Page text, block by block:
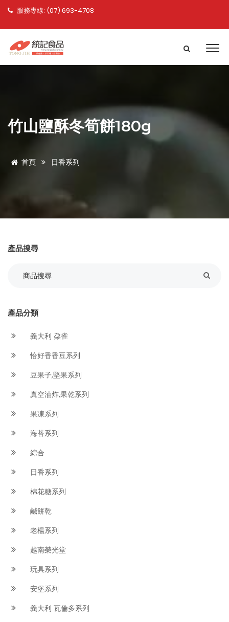
服務專線: (07) 693-4708
竹山鹽酥冬筍餅180g
首頁 日香系列
產品搜尋
產品分類
義大利 朶雀
恰好香香豆系列
豆果子,堅果系列
真空油炸,果乾系列
果凍系列
海苔系列
綜合
日香系列
棉花糖系列
鹹餅乾
老楊系列
越南榮光堂
玩具系列
安堡系列
義大利 瓦倫多系列